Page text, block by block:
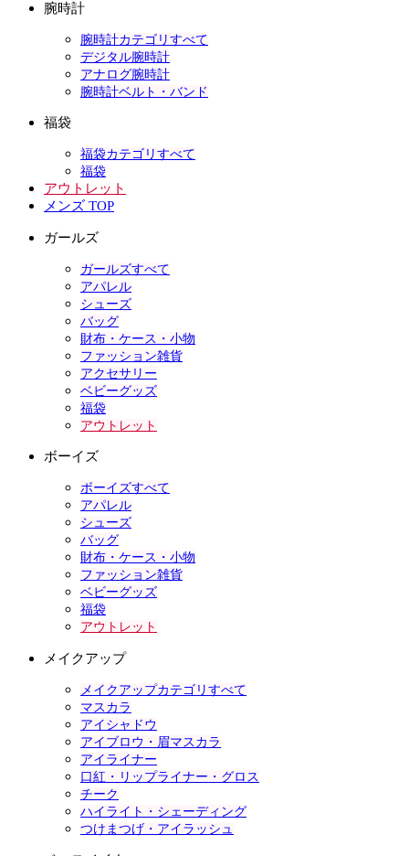
腕時計
腕時計カテゴリすべて
デジタル腕時計
アナログ腕時計
腕時計ベルト・バンド
福袋
福袋カテゴリすべて
福袋
アウトレット
メンズ TOP
ガールズ
ガールズすべて
アパレル
シューズ
バッグ
財布・ケース・小物
ファッション雑貨
アクセサリー
ベビーグッズ
福袋
アウトレット
ボーイズ
ボーイズすべて
アパレル
シューズ
バッグ
財布・ケース・小物
ファッション雑貨
ベビーグッズ
福袋
アウトレット
メイクアップ
メイクアップカテゴリすべて
マスカラ
アイシャドウ
アイブロウ・眉マスカラ
アイライナー
口紅・リップライナー・グロス
チーク
ハイライト・シェーディング
つけまつげ・アイラッシュ